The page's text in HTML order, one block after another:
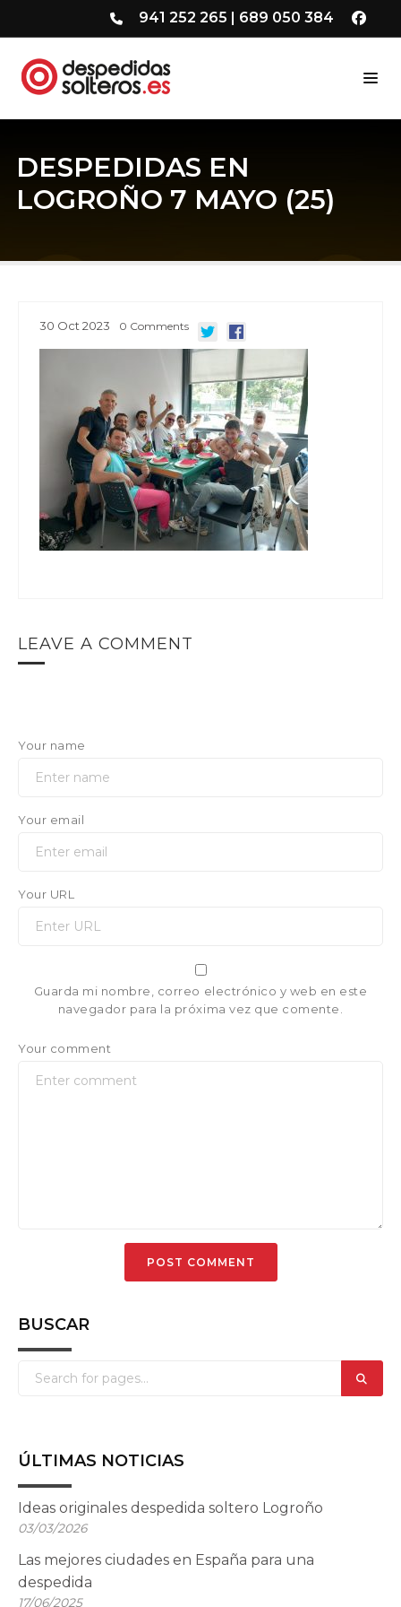
941 252 265 | 689 050 384
DESPEDIDAS EN
LOGROÑO 7 MAYO (25)
30 Oct 2023 0 Comments
LEAVE A COMMENT
Your name
Your email
Your URL
Guarda mi nombre, correo electrónico y web en este
navegador para la próxima vez que comente.
Your comment
BUSCAR
ÚLTIMAS NOTICIAS
Ideas originales despedida soltero Logroño
03/03/2026
Las mejores ciudades en España para una
despedida
17/06/2025